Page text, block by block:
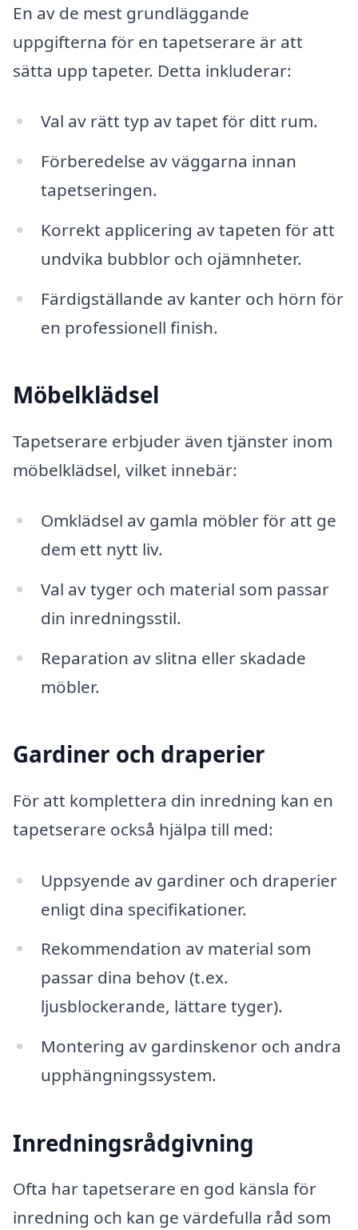
En av de mest grundläggande
uppgifterna för en tapetserare är att
sätta upp tapeter. Detta inkluderar:
Val av rätt typ av tapet för ditt rum.
Förberedelse av väggarna innan
tapetseringen.
Korrekt applicering av tapeten för att
undvika bubblor och ojämnheter.
Färdigställande av kanter och hörn för
en professionell finish.
Möbelklädsel
Tapetserare erbjuder även tjänster inom
möbelklädsel, vilket innebär:
Omklädsel av gamla möbler för att ge
dem ett nytt liv.
Val av tyger och material som passar
din inredningsstil.
Reparation av slitna eller skadade
möbler.
Gardiner och draperier
För att komplettera din inredning kan en
tapetserare också hjälpa till med:
Uppsyende av gardiner och draperier
enligt dina specifikationer.
Rekommendation av material som
passar dina behov (t.ex.
ljusblockerande, lättare tyger).
Montering av gardinskenor och andra
upphängningssystem.
Inredningsrådgivning
Ofta har tapetserare en god känsla för
inredning och kan ge värdefulla råd som